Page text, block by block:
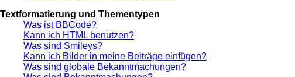
Textformatierung und Thementypen
Was ist BBCode?
Kann ich HTML benutzen?
Was sind Smileys?
Kann ich Bilder in meine Beiträge einfügen?
Was sind globale Bekanntmachungen?